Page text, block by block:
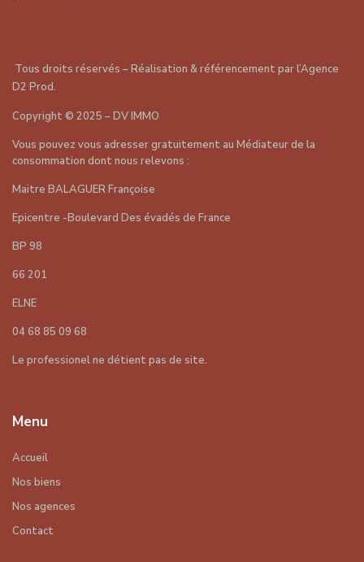
Tous droits réservés – Réalisation & référencement parl’Agence
D2 Prod.
Copyright© 2025 – DV IMMO
Vous pouvez vous adresser gratuitement au Médiateur de la
consommation dont nous relevons :
Maitre BALAGUER Françoise
Epicentre -Boulevard Des évadés de France
BP 98
66 201
ELNE
04 68 85 09 68
Le professionel ne détient pas de site.
Menu
Accueil
Nos biens
Nos agences
Contact